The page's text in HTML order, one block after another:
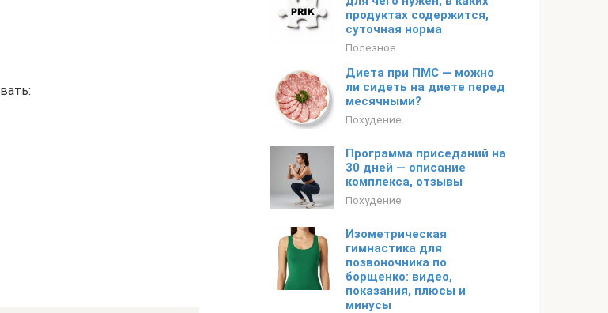
продуктах содержится,
суточная норма
Полезное
Диета при ПМС — можно
ли сидеть на диете перед
месячными?
Похудение
Программа приседаний на
30 дней — описание
комплекса, отзывы
Похудение
Изометрическая
гимнастика для
позвоночника по
борщенко: видео,
показания, плюсы и
минусы